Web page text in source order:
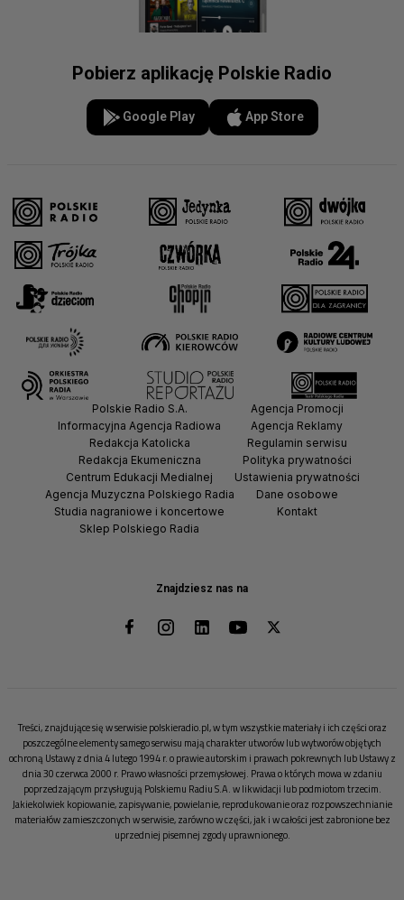
Pobierz aplikację Polskie Radio
Google Play App Store
Znajdziesz nas na
Polskie Radio S.A.
Informacyjna Agencja Radiowa
Redakcja Katolicka
Redakcja Ekumeniczna
Centrum Edukacji Medialnej
Agencja Muzyczna Polskiego Radia
Studia nagraniowe i koncertowe
Sklep Polskiego Radia
Agencja Promocji
Agencja Reklamy
Regulamin serwisu
Polityka prywatności
Ustawienia prywatności
Dane osobowe
Kontakt
Treści, znajdujące się w serwisie polskieradio.pl, w tym wszystkie materiały i ich części oraz
poszczególne elementy samego serwisu mają charakter utworów lub wytworów objętych
ochroną Ustawy z dnia 4 lutego 1994 r. o prawie autorskim i prawach pokrewnych lub Ustawy z
dnia 30 czerwca 2000 r. Prawo własności przemysłowej. Prawa o których mowa w zdaniu
poprzedzającym przysługują Polskiemu Radiu S.A. w likwidacji lub podmiotom trzecim.
Jakiekolwiek kopiowanie, zapisywanie, powielanie, reprodukowanie oraz rozpowszechnianie
materiałów zamieszczonych w serwisie, zarówno w części, jak i w całości jest zabronione bez
uprzedniej pisemnej zgody uprawnionego.